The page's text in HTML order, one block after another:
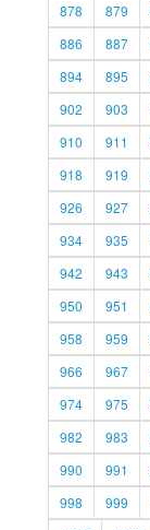
878
879
886
887
894
895
902
903
910
911
918
919
926
927
934
935
942
943
950
951
958
959
966
967
974
975
982
983
990
991
998
999